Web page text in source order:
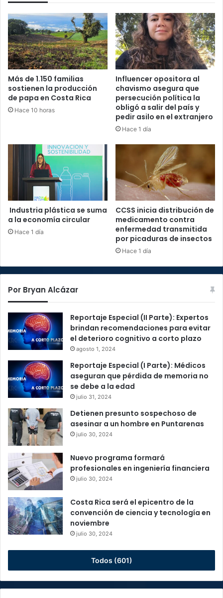
Más de 1.150 familias
sostienen la producción
de papa en Costa Rica
Hace 10 horas
Influencer opositora al
chavismo asegura que
persecución política la
obligó a salir del país y
pedir asilo en el extranjero
Hace 1 día
Industria plástica se suma
a la economía circular
Hace 1 día
CCSS inicia distribución de
medicamento contra
enfermedad transmitida
por picaduras de insectos
Hace 1 día
Por Bryan Alcázar
Reportaje Especial (II Parte): Expertos
brindan recomendaciones para evitar
el deterioro cognitivo a corto plazo
agosto 1, 2024
Reportaje Especial (I Parte): Médicos
aseguran que pérdida de memoria no
se debe a la edad
julio 31, 2024
Detienen presunto sospechoso de
asesinar a un hombre en Puntarenas
julio 30, 2024
Nuevo programa formará
profesionales en ingeniería financiera
julio 30, 2024
Costa Rica será el epicentro de la
convención de ciencia y tecnología en
noviembre
julio 30, 2024
Todos (601)